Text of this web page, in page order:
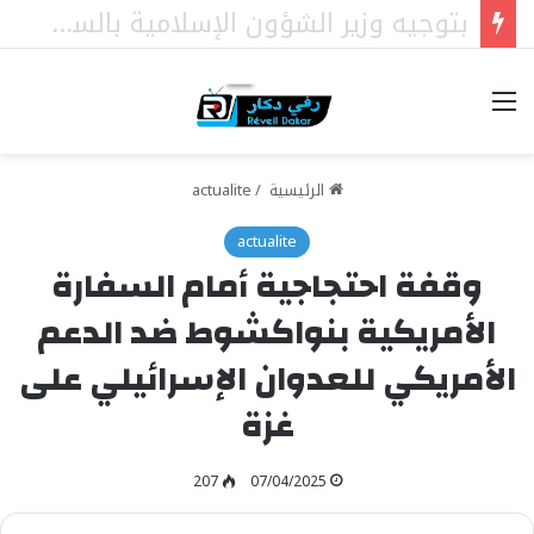
قانون الأسرة، والقضاة الشرعيون، والمساواة أمام القانون: دار الاستقامة تخاطب وزير العدل
خيارات
الرئيسية /
actualite
actualite
وقفة احتجاجية أمام السفارة
الأمريكية بنواكشوط ضد الدعم
الأمريكي للعدوان الإسرائيلي على
غزة
07/04/2025
207